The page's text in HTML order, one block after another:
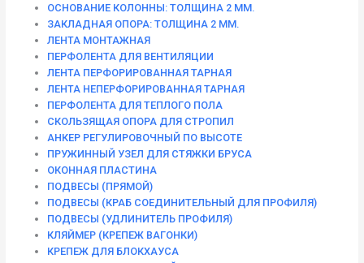
ОСНОВАНИЕ КОЛОННЫ: ТОЛЩИНА 2 ММ.
ЗАКЛАДНАЯ ОПОРА: ТОЛЩИНА 2 ММ.
ЛЕНТА МОНТАЖНАЯ
ПЕРФОЛЕНТА ДЛЯ ВЕНТИЛЯЦИИ
ЛЕНТА ПЕРФОРИРОВАННАЯ ТАРНАЯ
ЛЕНТА НЕПЕРФОРИРОВАННАЯ ТАРНАЯ
ПЕРФОЛЕНТА ДЛЯ ТЕПЛОГО ПОЛА
СКОЛЬЗЯЩАЯ ОПОРА ДЛЯ СТРОПИЛ
АНКЕР РЕГУЛИРОВОЧНЫЙ ПО ВЫСОТЕ
ПРУЖИННЫЙ УЗЕЛ ДЛЯ СТЯЖКИ БРУСА
ОКОННАЯ ПЛАСТИНА
ПОДВЕСЫ (ПРЯМОЙ)
ПОДВЕСЫ (КРАБ СОЕДИНИТЕЛЬНЫЙ ДЛЯ ПРОФИЛЯ)
ПОДВЕСЫ (УДЛИНИТЕЛЬ ПРОФИЛЯ)
КЛЯЙМЕР (КРЕПЕЖ ВАГОНКИ)
КРЕПЕЖ ДЛЯ БЛОКХАУСА